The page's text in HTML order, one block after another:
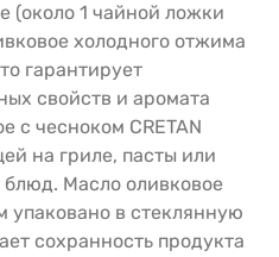
(около 1 чайной ложки
холодного отжима
гарантирует
свойств и аромата
с чесноком CRETAN
на гриле, пасты или
Масло оливковое
упаковано в стеклянную
сохранность продукта